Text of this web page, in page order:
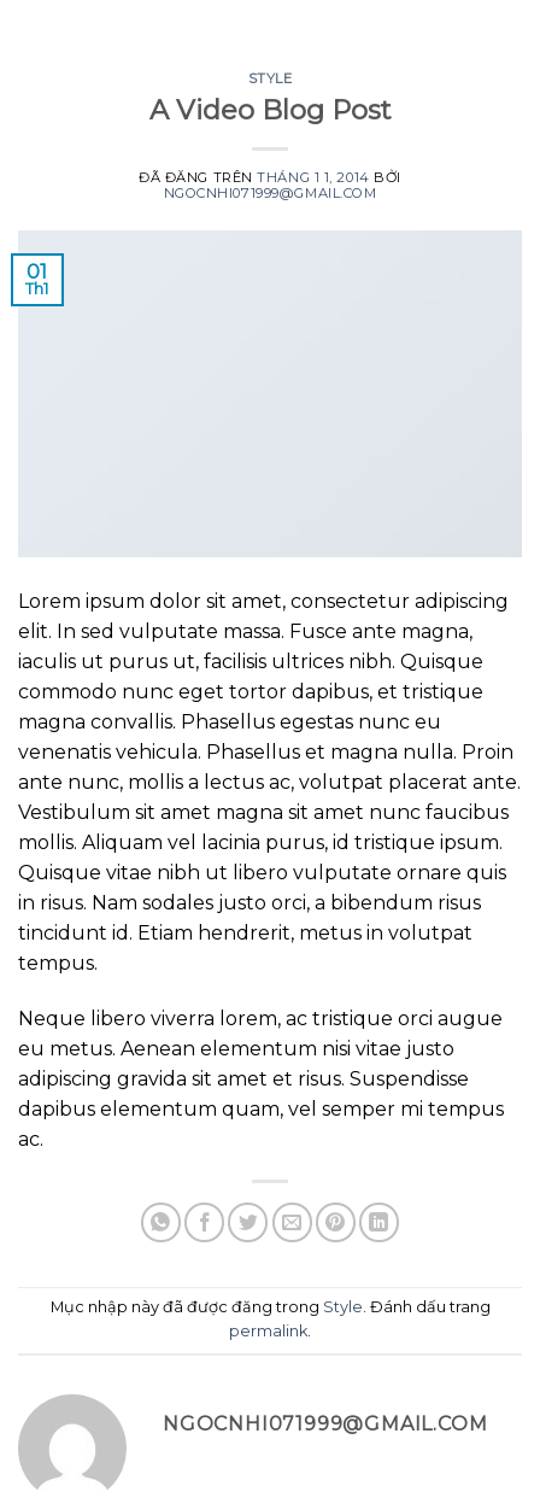
STYLE
A Video Blog Post
ĐÃ ĐĂNG TRÊNTHÁNG 1 1, 2014 BỞI
NGOCNHI071999@GMAIL.COM
01
Th1
Lorem ipsum dolor sit amet, consectetur adipiscing
elit. In sed vulputate massa. Fusce ante magna,
iaculis ut purus ut, facilisis ultrices nibh. Quisque
commodo nunc eget tortor dapibus, et tristique
magna convallis. Phasellus egestas nunc eu
venenatis vehicula. Phasellus et magna nulla. Proin
ante nunc, mollis a lectus ac, volutpat placerat ante.
Vestibulum sit amet magna sit amet nunc faucibus
mollis. Aliquam vel lacinia purus, id tristique ipsum.
Quisque vitae nibh ut libero vulputate ornare quis
in risus. Nam sodales justo orci, a bibendum risus
tincidunt id. Etiam hendrerit, metus in volutpat
tempus.
Neque libero viverra lorem, ac tristique orci augue
eu metus. Aenean elementum nisi vitae justo
adipiscing gravida sit amet et risus. Suspendisse
dapibus elementum quam, vel semper mi tempus
ac.
Mục nhập này đã được đăng trong Style. Đánh dấu trang
permalink.
NGOCNHI071999@GMAIL.COM